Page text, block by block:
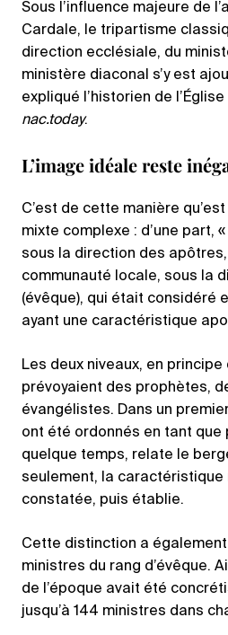
Sous l’influence majeure de
Cardale, le tripartisme
direction ecclésiale, du
ministère diaconal s’y est
expliqué l’historien de
nac.today.
L’image idéale reste
C’est de cette manière
mixte complexe : d’une part,
sous la direction des apôtres,
communauté locale, sous la
(évêque), qui était considéré
ayant une caractéristique
Les deux niveaux, en principe
prévoyaient des prophètes,
évangélistes. Dans un
ont été ordonnés en tant que
quelque temps, relate le
seulement, la
constatée, puis établie.
Cette distinction a
ministres du rang d’évêque.
de l’époque avait été
jusqu’à 144 ministres dans